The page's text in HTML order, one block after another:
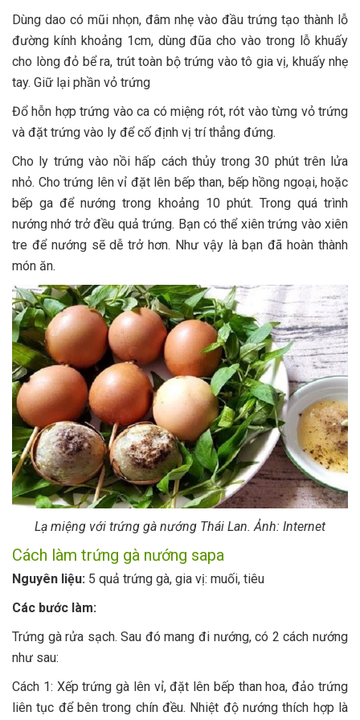
Dùng dao có mũi nhọn, đâm nhẹ vào đầu trứng tạo thành lỗ
đường kính khoảng 1cm, dùng đũa cho vào trong lỗ khuấy
cho lòng đỏ bể ra, trút toàn bộ trứng vào tô gia vị, khuấy nhẹ
tay. Giữ lại phần vỏ trứng
Đổ hỗn hợp trứng vào ca có miệng rót, rót vào từng vỏ trứng
và đặt trứng vào ly để cố định vị trí thẳng đứng.
Cho ly trứng vào nồi hấp cách thủy trong 30 phút trên lửa
nhỏ. Cho trứng lên vỉ đặt lên bếp than, bếp hồng ngoại, hoặc
bếp ga để nướng trong khoảng 10 phút. Trong quá trình
nướng nhớ trở đều quả trứng. Bạn có thể xiên trứng vào xiên
tre để nướng sẽ dễ trở hơn. Như vậy là bạn đã hoàn thành
món ăn.
Lạ miệng với trứng gà nướng Thái Lan. Ảnh: Internet
Cách làm trứng gà nướng sapa
Nguyên liệu: 5 quả trứng gà, gia vị: muối, tiêu
Các bước làm:
Trứng gà rửa sạch. Sau đó mang đi nướng, có 2 cách nướng
như sau:
Cách 1: Xếp trứng gà lên vỉ, đặt lên bếp than hoa, đảo trứng
liên tục để bên trong chín đều. Nhiệt độ nướng thích hợp là